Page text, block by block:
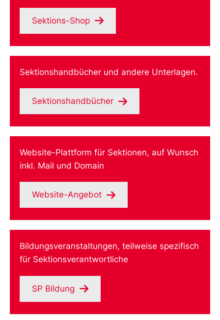
Sektions-Shop
Sektionshandbücher und andere Unterlagen.
Sektionshandbücher
Website-Plattform für Sektionen, auf Wunsch
inkl. Mail und Domain
Website-Angebot
Bildungsveranstaltungen, teilweise spezifisch
für Sektionsverantwortliche
SP Bildung